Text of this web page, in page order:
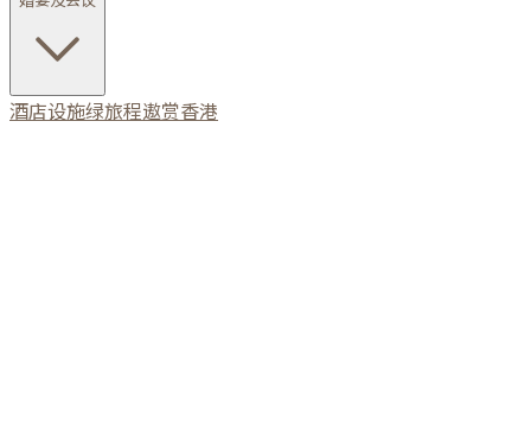
酒店设施绿旅程遨赏香港